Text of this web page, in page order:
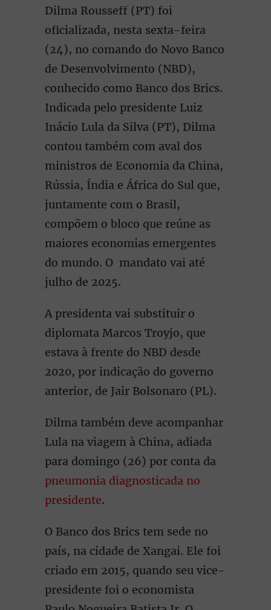
Dilma Rousseff (PT) foi
oficializada, nesta sexta-feira
(24), no comando do Novo Banco
de Desenvolvimento (NBD),
conhecido como Banco dos Brics.
Indicada pelo presidente Luiz
Inácio Lula da Silva (PT), Dilma
contou também com aval dos
ministros de Economia da China,
Rússia, Índia e África do Sul que,
juntamente com o Brasil,
compõem o bloco que reúne as
maiores economias emergentes
do mundo. O mandato vai até
julho de 2025.
A presidenta vai substituir o
diplomata Marcos Troyjo, que
estava à frente do NBD desde
2020, por indicação do governo
anterior, de Jair Bolsonaro (PL).
Dilma também deve acompanhar
Lula na viagem à China, adiada
para domingo (26) por conta da
pneumonia diagnosticada no
presidente.
O Banco dos Brics tem sede no
país, na cidade de Xangai. Ele foi
criado em 2015, quando seu vice-
presidente foi o economista